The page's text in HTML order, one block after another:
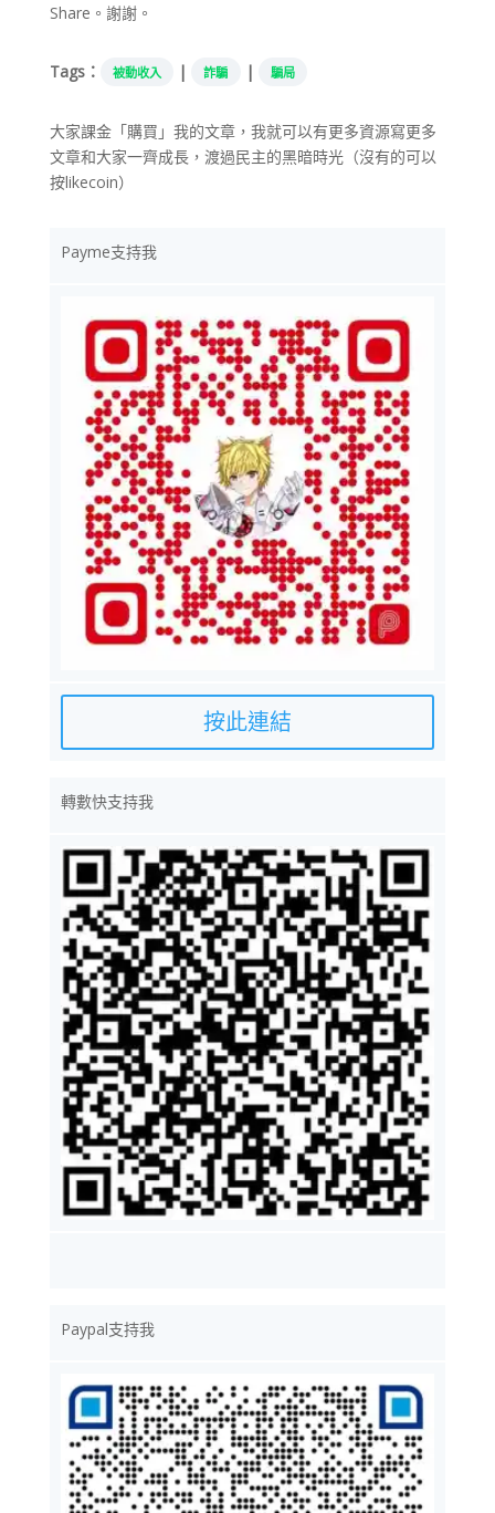
Share。謝謝。
Tags： 被動收入 | 詐騙 | 騙局
大家課金「購買」我的文章，我就可以有更多資源寫更多
文章和大家一齊成長，渡過民主的黑暗時光（沒有的可以
按likecoin）
Payme支持我
按此連結
轉數快支持我
Paypal支持我